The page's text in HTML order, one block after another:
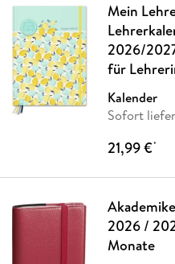
Mein
2026/
für
Kalender
Sofort
21,99 €*
2026 /
Monate